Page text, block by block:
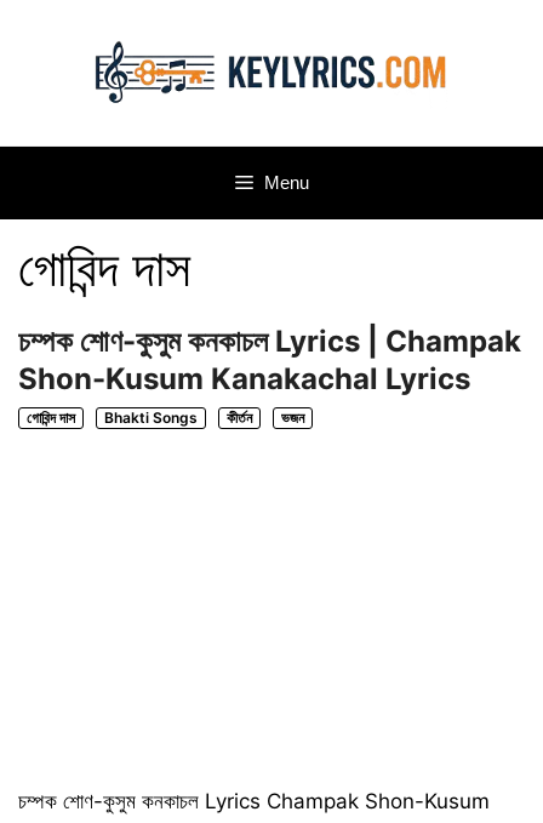
Menu
গোবিন্দ দাস
চম্পক শোণ-কুসুম কনকাচল Lyrics | Champak
Shon-Kusum Kanakachal Lyrics
গোবিন্দ দাস Bhakti Songs কীর্তন ভজন
চম্পক শোণ-কুসুম কনকাচল Lyrics Champak Shon-Kusum